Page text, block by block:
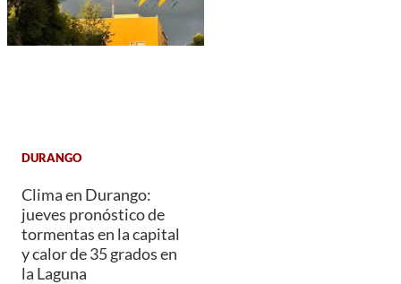
DURANGO
Clima en Durango:
jueves pronóstico de
tormentas en la capital
y calor de 35 grados en
la Laguna